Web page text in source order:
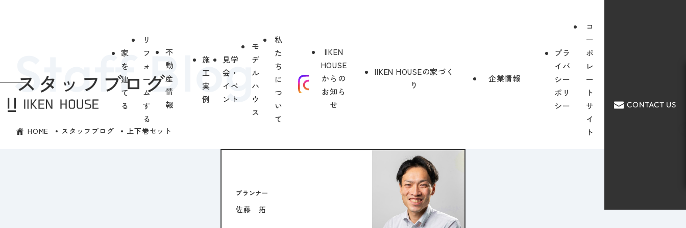
家
を
建
て
る
リ
フ
ォ
ー
ム
す
る
不
動
産
情
報
施
工
実
例
見学
会・
イベ
ント
モ
デ
ル
ハ
ウ
ス
私
た
ち
に
つ
い
て
IIKEN
HOUSE
からの
お知ら
せ
IIKEN HOUSEの家づく
り
企業情報
プラ
イバ
シー
ポリ
シー
コ
ー
ポ
レ
ー
ト
サ
イ
ト
CONTACT US
スタッフブログ
HOME スタッフブログ 上下巻セット
プランナー
佐藤 拓